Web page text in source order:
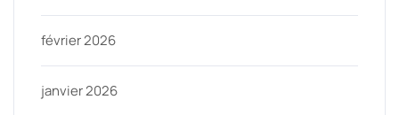
février 2026
janvier 2026